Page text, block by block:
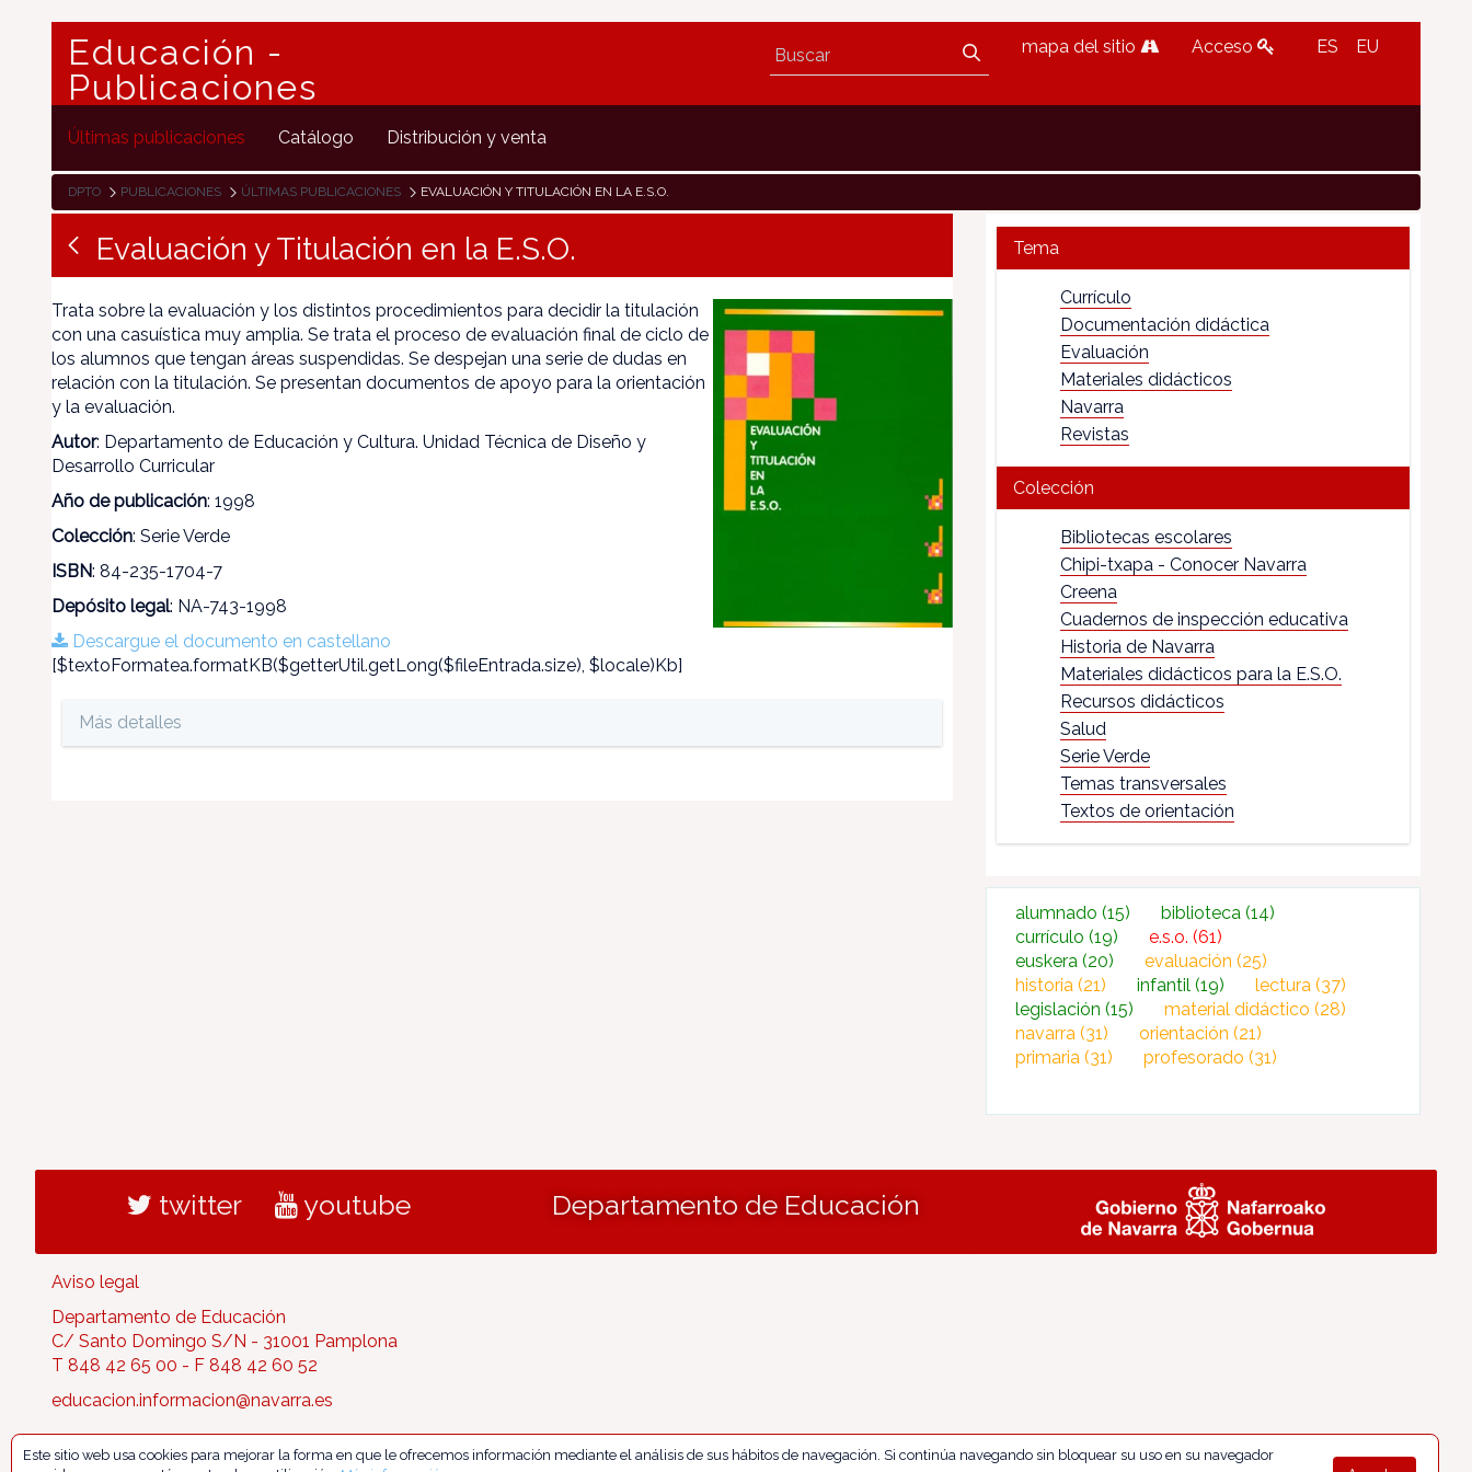
Educación -
Publicaciones
mapa del sitio Acceso ES EU
Últimas publicaciones Catálogo Distribución y venta
DPTO PUBLICACIONES ÚLTIMAS PUBLICACIONES EVALUACIÓN Y TITULACIÓN EN LA E.S.O.
Evaluación y Titulación en la E.S.O.
Trata sobre la evaluación y los distintos procedimientos para decidir la titulación
con una casuística muy amplia. Se trata el proceso de evaluación final de ciclo de
los alumnos que tengan áreas suspendidas. Se despejan una serie de dudas en
relación con la titulación. Se presentan documentos de apoyo para la orientación
y la evaluación.
Autor: Departamento de Educación y Cultura. Unidad Técnica de Diseño y
Desarrollo Curricular
Año de publicación: 1998
Colección: Serie Verde
ISBN: 84-235-1704-7
Depósito legal: NA-743-1998
Descargue el documento en castellano
[$textoFormatea.formatKB($getterUtil.getLong($fileEntrada.size), $locale)Kb]
Más detalles
Tema
Currículo
Documentación didáctica
Evaluación
Materiales didácticos
Navarra
Revistas
Colección
Bibliotecas escolares
Chipi-txapa - Conocer Navarra
Creena
Cuadernos de inspección educativa
Historia de Navarra
Materiales didácticos para la E.S.O.
Recursos didácticos
Salud
Serie Verde
Temas transversales
Textos de orientación
alumnado(15) biblioteca(14)
currículo(19) e.s.o.(61)
euskera(20) evaluación(25)
historia(21) infantil(19) lectura(37)
legislación(15) material didáctico(28)
navarra(31) orientación(21)
primaria(31) profesorado(31)
twitter youtube Departamento de Educación
Aviso legal
Departamento de Educación
C/ Santo Domingo S/N - 31001 Pamplona
T 848 42 65 00 - F 848 42 60 52
educacion.informacion@navarra.es
Este sitio web usa cookies para mejorar la forma en que le ofrecemos información mediante el análisis de sus hábitos de navegación. Si continúa navegando sin bloquear su uso en su navegador